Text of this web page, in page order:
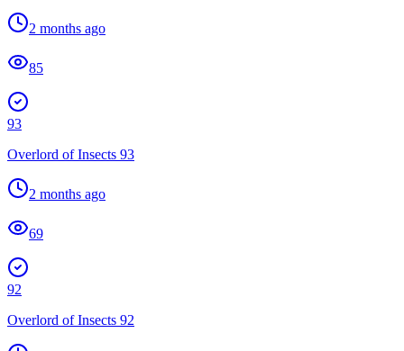
2 months ago
85
93
Overlord of Insects 93
2 months ago
69
92
Overlord of Insects 92